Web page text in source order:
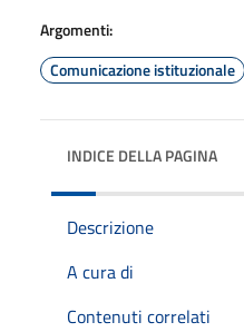
Argomenti:
Comunicazione istituzionale
INDICE DELLA PAGINA
Descrizione
A cura di
Contenuti correlati